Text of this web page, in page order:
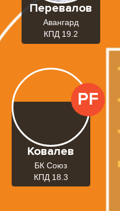
Перевалов
Авангард
КПД 19.2
Ковалев
БК Союз
КПД 18.3
PF